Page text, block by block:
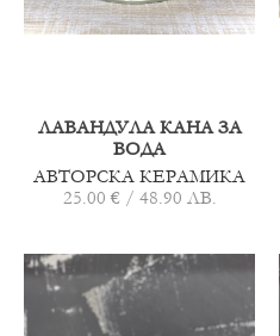
ЛАВАНДУЛА КАНА ЗА
ВОДА
АВТОРСКА КЕРАМИКА
25.00 € / 48.90 ЛВ.